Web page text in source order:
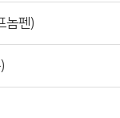
놈펜)